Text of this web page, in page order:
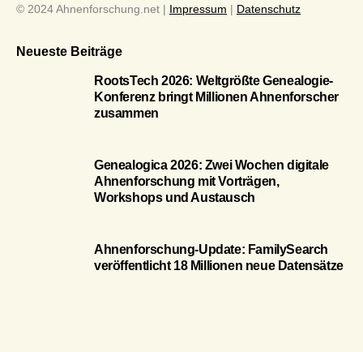
© 2024 Ahnenforschung.net | Impressum | Datenschutz
Neueste Beiträge
RootsTech 2026: Weltgrößte Genealogie-
Konferenz bringt Millionen Ahnenforscher
zusammen
Genealogica 2026: Zwei Wochen digitale
Ahnenforschung mit Vorträgen,
Workshops und Austausch
Ahnenforschung-Update: FamilySearch
veröffentlicht 18 Millionen neue Datensätze